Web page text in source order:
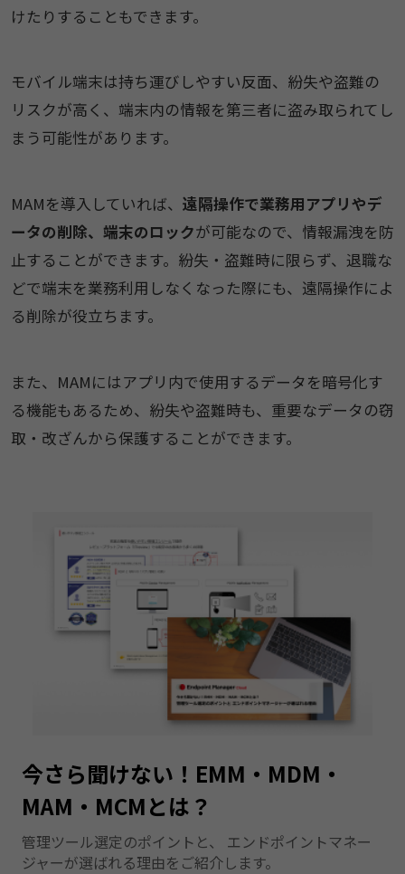
けたりすることもできます。
モバイル端末は持ち運びしやすい反面、紛失や盗難の
リスクが高く、端末内の情報を第三者に盗み取られてし
まう可能性があります。
MAMを導入していれば、 遠隔操作で業務用アプリやデ
ータの削除、端末のロックが可能なので、情報漏洩を防
止することができます。紛失・盗難時に限らず、退職な
どで端末を業務利用しなくなった際にも、遠隔操作によ
る削除が役立ちます。
また、MAMにはアプリ内で使用するデータを暗号化す
る機能もあるため、紛失や盗難時も、重要なデータの窃
取・改ざんから保護することができます。
今さら聞けない！EMM・MDM・
MAM・MCMとは？
管理ツール選定のポイントと、 エンドポイントマネー
ジャーが選ばれる理由をご紹介します。